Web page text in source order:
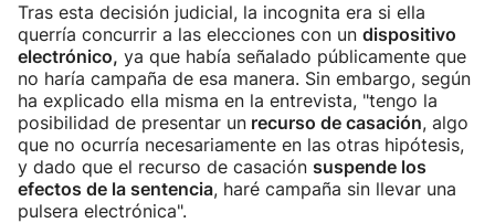
Tras esta decisión judicial, la incognita era si ella
querría concurrir a las elecciones con un dispositivo
electrónico, ya que había señalado públicamente que
no haría campaña de esa manera. Sin embargo, según
ha explicado ella misma en la entrevista, "tengo la
posibilidad de presentar un recurso de casación, algo
que no ocurría necesariamente en las otras hipótesis,
y dado que el recurso de casación suspende los
efectos de la sentencia, haré campaña sin llevar una
pulsera electrónica".